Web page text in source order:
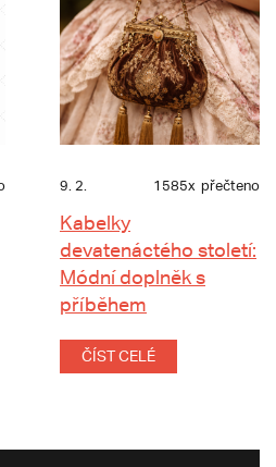
9. 2. 1585x přečteno
Kabelky
devatenáctého století:
Módní doplněk s
příběhem
ČÍST CELÉ